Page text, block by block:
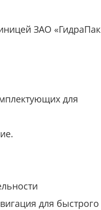
ЗАО «ГидраПак
для
для быстрого